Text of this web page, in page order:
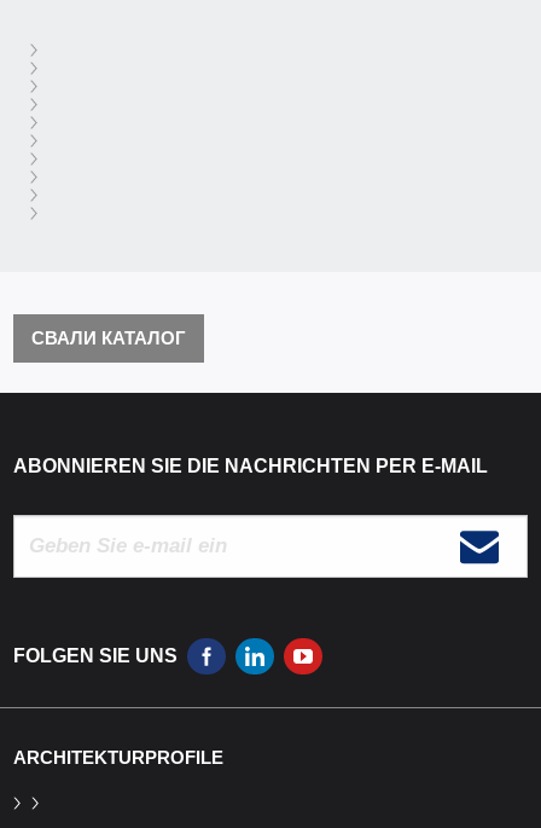
СВАЛИ КАТАЛОГ
ABONNIEREN SIE DIE NACHRICHTEN PER E-MAIL
FOLGEN SIE UNS
ARCHITEKTURPROFILE